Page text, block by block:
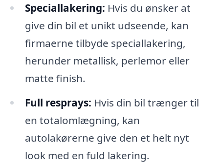
Speciallakering: Hvis du ønsker at
give din bil et unikt udseende, kan
firmaerne tilbyde speciallakering,
herunder metallisk, perlemor eller
matte finish.
Full resprays: Hvis din bil trænger til
en totalomlægning, kan
autolakørerne give den et helt nyt
look med en fuld lakering.